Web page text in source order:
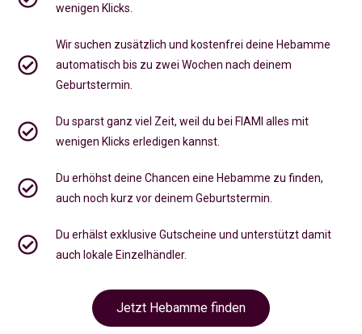
wenigen Klicks.
Wir suchen zusätzlich und kostenfrei deine Hebamme
automatisch bis zu zwei Wochen nach deinem
Geburtstermin.
Du sparst ganz viel Zeit, weil du bei FIAMI alles mit
wenigen Klicks erledigen kannst.
Du erhöhst deine Chancen eine Hebamme zu finden,
auch noch kurz vor deinem Geburtstermin
Du erhälst exklusive Gutscheine und unterstützt damit
auch lokale Einzelhändler.
Jetzt Hebamme finden